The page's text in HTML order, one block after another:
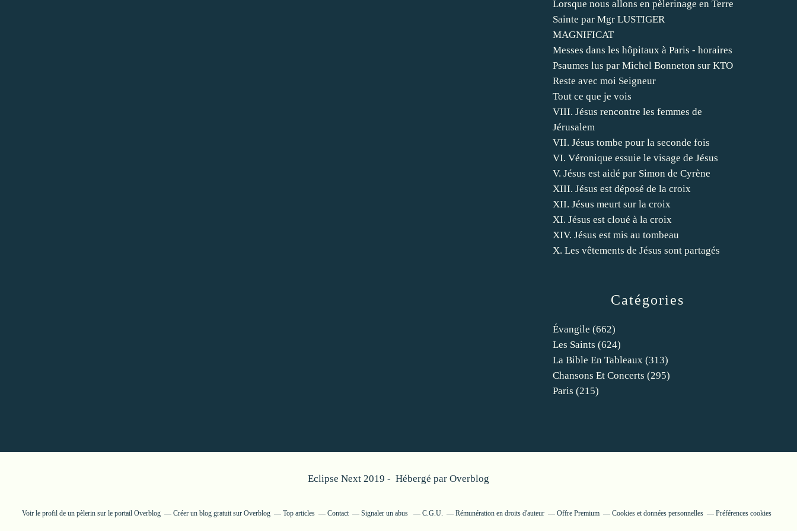
Catégories
Évangile (662)
Les Saints (624)
La Bible En Tableaux (313)
Chansons Et Concerts (295)
Paris (215)
Lorsque nous allons en pèlerinage en Terre
Sainte par Mgr LUSTIGER
MAGNIFICAT
Messes dans les hôpitaux à Paris - horaires
Psaumes lus par Michel Bonneton sur KTO
Reste avec moi Seigneur
Tout ce que je vois
VIII. Jésus rencontre les femmes de
Jérusalem
VII. Jésus tombe pour la seconde fois
VI. Véronique essuie le visage de Jésus
V. Jésus est aidé par Simon de Cyrène
XIII. Jésus est déposé de la croix
XII. Jésus meurt sur la croix
XI. Jésus est cloué à la croix
XIV. Jésus est mis au tombeau
X. Les vêtements de Jésus sont partagés
Eclipse Next 2019 - Hébergé par Overblog
Voir le profil de un pèlerin sur le portail Overblog Créer un blog gratuit sur Overblog Top articles Contact Signaler un abus C.G.U. Rémunération en droits d'auteur Offre Premium Cookies et données personnelles Préférences cookies